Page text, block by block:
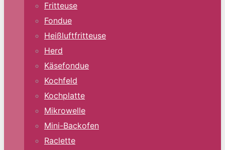
Fritteuse
Fondue
Heißluftfritteuse
Herd
Käsefondue
Kochfeld
Kochplatte
Mikrowelle
Mini-Backofen
Raclette